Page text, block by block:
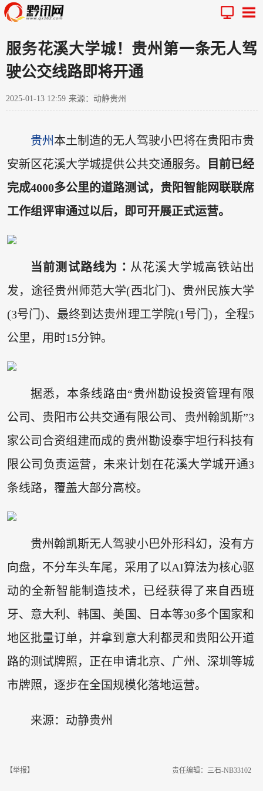
服务花溪大学城！贵州第一条无人驾
驶公交线路即将开通
2025-01-13 12:59 来源：动静贵州
贵州 本土制造的无人驾驶小巴将在贵阳市贵
安新区花溪大学城提供公共交通服务。
目前已经
完成4000多公里的道路测试，贵阳智能网联联席
工作组评审通过以后，即可开展正式运营。
当前测试路线为∶ 从花溪大学城高铁站出
发，途径贵州师范大学(西北门)、贵州民族大学
(3号门)、最终到达贵州理工学院(1号门)，全程5
公里，用时15分钟。
据悉，本条线路由“贵州勘设投资管理有限
公司、贵阳市公共交通有限公司、贵州翰凯斯”3
家公司合资组建而成的贵州勘设泰宇坦行科技有
限公司负责运营，未来计划在花溪大学城开通3
条线路，覆盖大部分高校。
贵州翰凯斯无人驾驶小巴外形科幻，没有方
向盘，不分车头车尾，采用了以AI算法为核心驱
动的全新智能制造技术，已经获得了来自西班
牙、意大利、韩国、美国、日本等30多个国家和
地区批量订单，并拿到意大利都灵和贵阳公开道
路的测试牌照，正在申请北京、广州、深圳等城
市牌照，逐步在全国规模化落地运营。
来源：动静贵州
【举报】 责任编辑：三石-NB33102